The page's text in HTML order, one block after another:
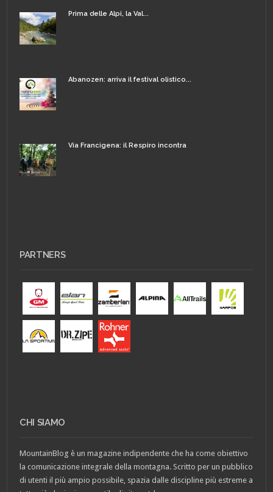
Prima delle Alpi, la Val...
Abanozen: arriva il festival olistico...
Via Francigena: il Respiro incontra
PARTNERS
CHI SIAMO
MountainBlog è un magazine indipendente che ha come obiettivo
la comunicazione integrale della montagna. Scritto per un pubblico
di utenti il più ampio possibile, spazia dalle discipline più estreme a